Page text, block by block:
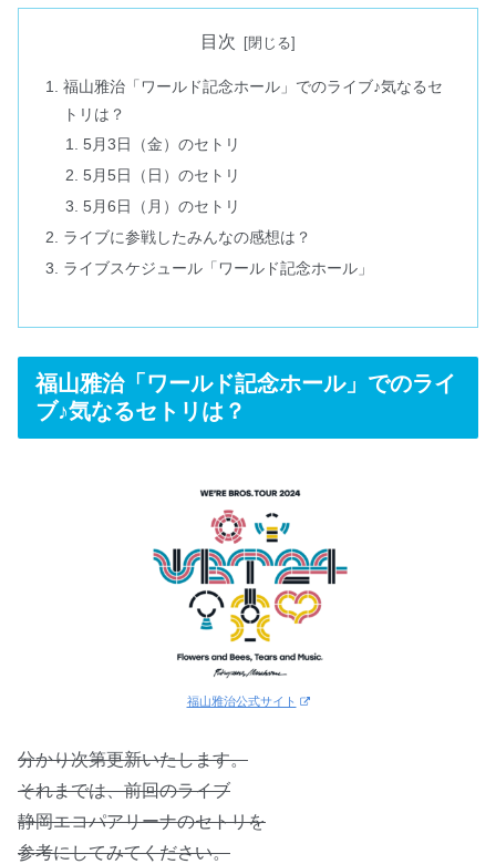
目次
福山雅治「ワールド記念ホール」でのライブ♪気なるセ
トリは？
5月3日（金）のセトリ
5月5日（日）のセトリ
5月6日（月）のセトリ
ライブに参戦したみんなの感想は？
ライブスケジュール「ワールド記念ホール」
福山雅治「ワールド記念ホール」でのライ
ブ♪気なるセトリは？
福山雅治公式サイト
分かり次第更新いたします。
それまでは、前回のライブ
静岡エコパアリーナのセトリを
参考にしてみてください。